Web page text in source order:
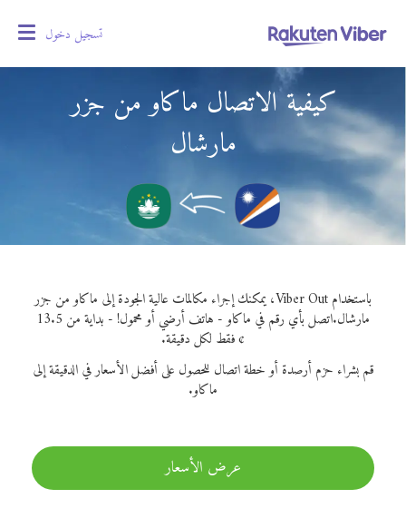
تسجيل دخول
كيفية الاتصال ماكاو من جزر
مارشال
باستخدام Viber Out، يمكنك إجراء مكالمات عالية الجودة إلى ماكاو من جزر
مارشال.
اتصل بأي رقم في ماكاو - هاتف أرضي أو محمول! - بداية من 13.5
¢ فقط لكل دقيقة.
قم بشراء حزم أرصدة أو خطة اتصال للحصول على أفضل الأسعار في الدقيقة إلى
ماكاو.
عرض الأسعار